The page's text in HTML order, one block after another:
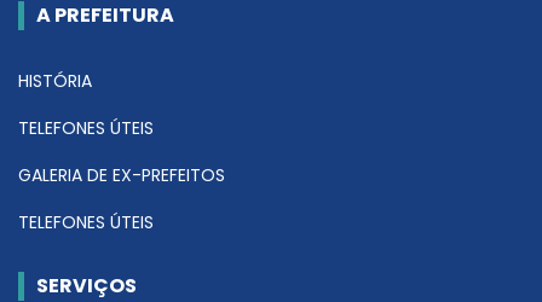
A PREFEITURA
HISTÓRIA
TELEFONES ÚTEIS
GALERIA DE EX-PREFEITOS
TELEFONES ÚTEIS
SERVIÇOS